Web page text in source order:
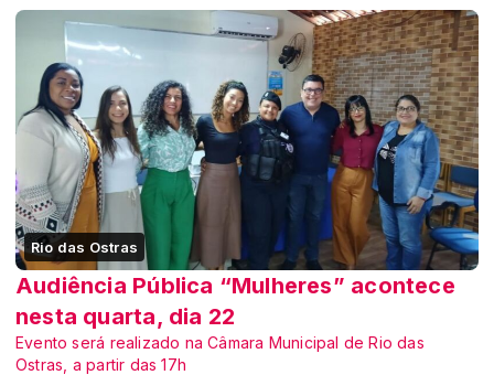
Rio das Ostras
Audiência Pública “Mulheres” acontece
nesta quarta, dia 22
Evento será realizado na Câmara Municipal de Rio das
Ostras, a partir das 17h